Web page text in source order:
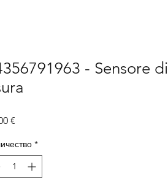
- Sensore di
€
*